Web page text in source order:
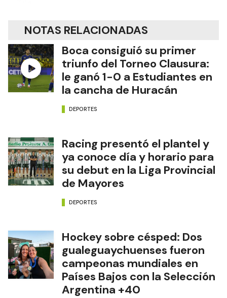
NOTAS RELACIONADAS
Boca consiguió su primer
triunfo del Torneo Clausura:
le ganó 1-0 a Estudiantes en
la cancha de Huracán
DEPORTES
Racing presentó el plantel y
ya conoce día y horario para
su debut en la Liga Provincial
de Mayores
DEPORTES
Hockey sobre césped: Dos
gualeguaychuenses fueron
campeonas mundiales en
Países Bajos con la Selección
Argentina +40